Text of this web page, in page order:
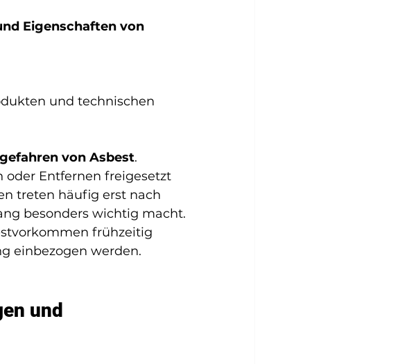
Eigenschaften von
und technischen
von Asbest.
oder Entfernen freigesetzt
treten häufig erst nach
besonders wichtig macht.
frühzeitig
einbezogen werden.
und